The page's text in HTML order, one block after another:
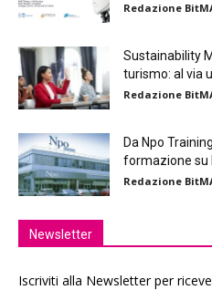
Redazione
Sustainability
turismo: al via
Redazione
Da Npo
formazione su
Redazione
Newsletter
Iscriviti alla Newsletter per